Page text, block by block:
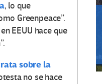
, lo que
Greenpeace”.
EEUU hace que
sobre la
no se hace